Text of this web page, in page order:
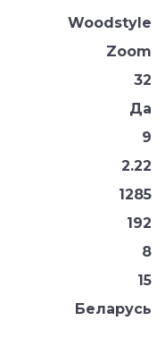
Woodstyle
Zoom
32
Да
9
2.22
1285
192
8
15
Беларусь